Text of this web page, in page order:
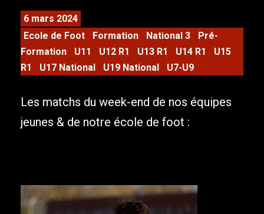
6 mars 2024
Ecole de Foot
Formation National 3
Pré-
Formation
U11 U12 R1 U13 R1 U14 R1
U15
R1
U17 National U19 National U7-U9
Les matchs du week-end de nos équipes
jeunes & de notre école de foot :